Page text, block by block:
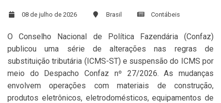
08 de julho de 2026 Brasil Contábeis
O Conselho Nacional de Política Fazendária (Confaz)
publicou uma série de alterações nas regras de
substituição tributária (ICMS-ST) e suspensão do ICMS por
meio do Despacho Confaz nº 27/2026. As mudanças
envolvem operações com materiais de construção,
produtos eletrônicos, eletrodomésticos, equipamentos de